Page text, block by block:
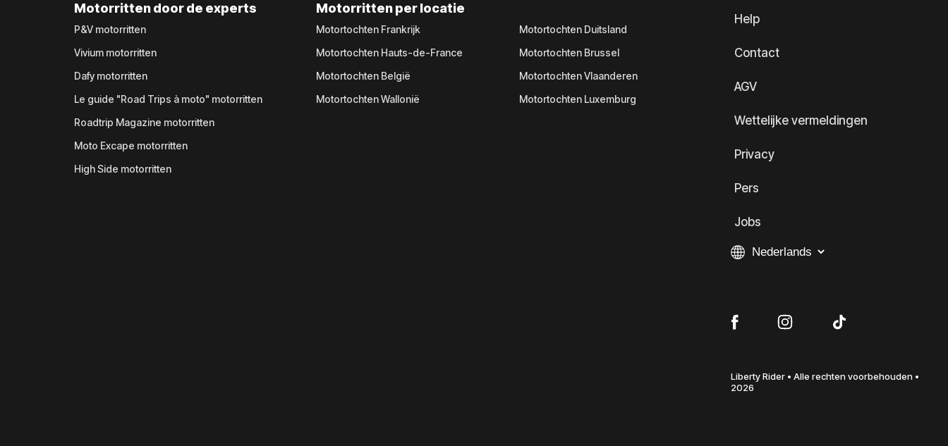
Motorritten door de experts
P&V motorritten
Vivium motorritten
Dafy motorritten
Le guide "Road Trips à moto" motorritten
Roadtrip Magazine motorritten
Moto Excape motorritten
High Side motorritten
Motorritten per locatie
Motortochten Frankrijk
Motortochten Hauts-de-France
Motortochten België
Motortochten Wallonië
Motortochten Duitsland
Motortochten Brussel
Motortochten Vlaanderen
Motortochten Luxemburg
Help
Contact
AGV
Wettelijke vermeldingen
Privacy
Pers
Jobs
Liberty Rider • Alle rechten voorbehouden •
2026